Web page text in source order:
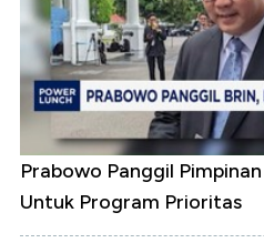
Prabowo Panggil
Untuk Program Prioritas